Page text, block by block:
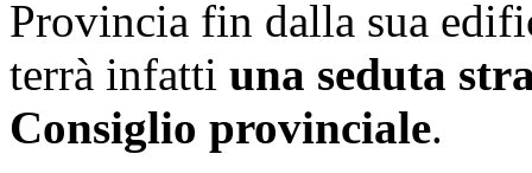
Provincia fin dalla sua
terrà infatti una seduta
Consiglio provinciale.